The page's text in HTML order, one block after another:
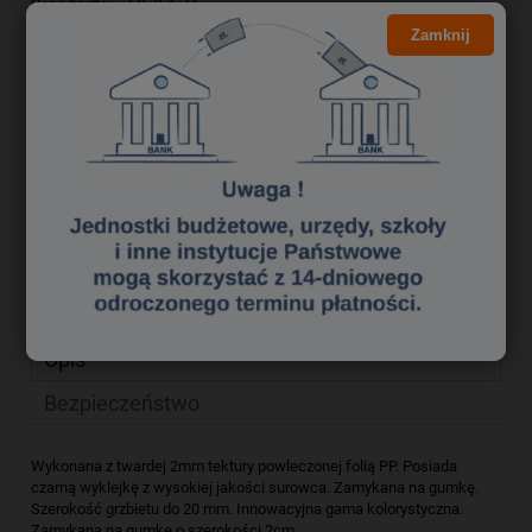
Cena brutto:
Kod produktu:
tek6300066
zapytaj o produkt
poleć znajomemu
Opis
Wykonana z twardej 2mm tektury powleczonej folią PP. Posiada
czarną wyklejkę z wysokiej jakości surowca. Zamykana na gumkę.
Szerokość grzbietu do 20 mm. Innowacyjna gama kolorystyczna.
Zamknij